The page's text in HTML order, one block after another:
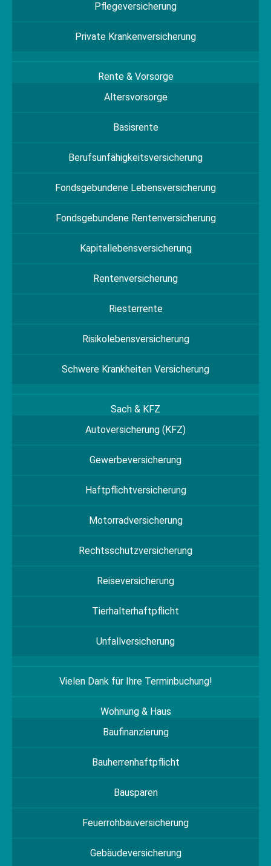
Pflegeversicherung
Private Krankenversicherung
Rente & Vorsorge
Altersvorsorge
Basisrente
Berufs­unfähigkeitsversicherung
Fondsgebundene Lebensversicherung
Fondsgebundene Rentenversicherung
Kapitallebensversicherung
Rentenversicherung
Riesterrente
Risikolebensversicherung
Schwere Krankheiten Versicherung
Sach & KFZ
Autoversicherung (KFZ)
Gewerbeversicherung
Haftpflichtversicherung
Motorradversicherung
Rechtsschutzversicherung
Reiseversicherung
Tierhalterhaftpflicht
Unfallversicherung
Vielen Dank für Ihre Terminbuchung!
Wohnung & Haus
Baufinanzierung
Bauherrenhaftpflicht
Bausparen
Feuerrohbauversicherung
Gebäudeversicherung